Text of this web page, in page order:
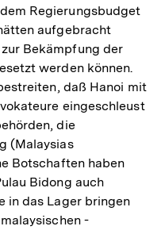
Regierungsbudget
aufgebracht
Bekämpfung der
werden können.
daß Hanoi mit
eingeschleust
die
(Malaysias
Botschaften haben
Bidong auch
in das Lager bringen
-